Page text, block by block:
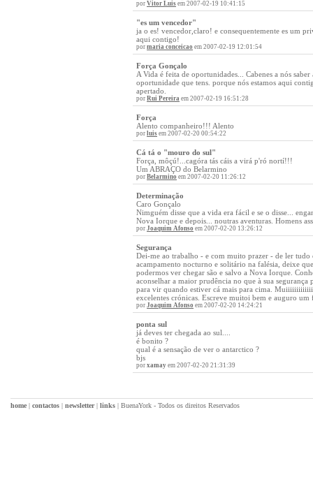
por Vitor Luis em 2007-02-19 10:41:15
"es um vencedor"
ja o es! vencedor,claro! e consequentemente es um
aqui contigo!
por maria conceicao em 2007-02-19 12:01:54
Força Gonçalo
A Vida é feita de oportunidades... Cabenes a nós
oportunidade que tens. porque nós estamos aqui
apertado.
por Rui Pereira em 2007-02-19 16:51:28
Força
Alento companheiro!!! Alento
por luis em 2007-02-20 00:54:22
Cá tá o "mouro do sul"
Força, môçú!...cagóra tás cáis a virá p'ró nortí!!!
Um ABRAÇO do Belarmino
por Belarmino em 2007-02-20 11:26:12
Determinação
Caro Gonçalo
Nimguém disse que a vida era fácil e se o disse...
Nova Iorque e depois... noutras aventuras. Homens
por Joaquim Afonso em 2007-02-20 13:26:12
Segurança
Dei-me ao trabalho - e com muito prazer - de ler tudo
acampamento nocturno e solitário na falésia, deixe
podermos ver chegar são e salvo a Nova Iorque.
aconselhar a maior prudência no que à sua
para vir quando estiver cá mais para cima.
excelentes crónicas. Escreve muitoi bem e auguro
por Joaquim Afonso em 2007-02-20 14:24:21
ponta sul
já deves ter chegada ao sul....
é bonito ?
qual é a sensação de ver o antarctico ?
bjs
por xamay em 2007-02-20 21:31:39
home | contactos | newsletter| links | BuenaYork - Todos os direitos Reservados